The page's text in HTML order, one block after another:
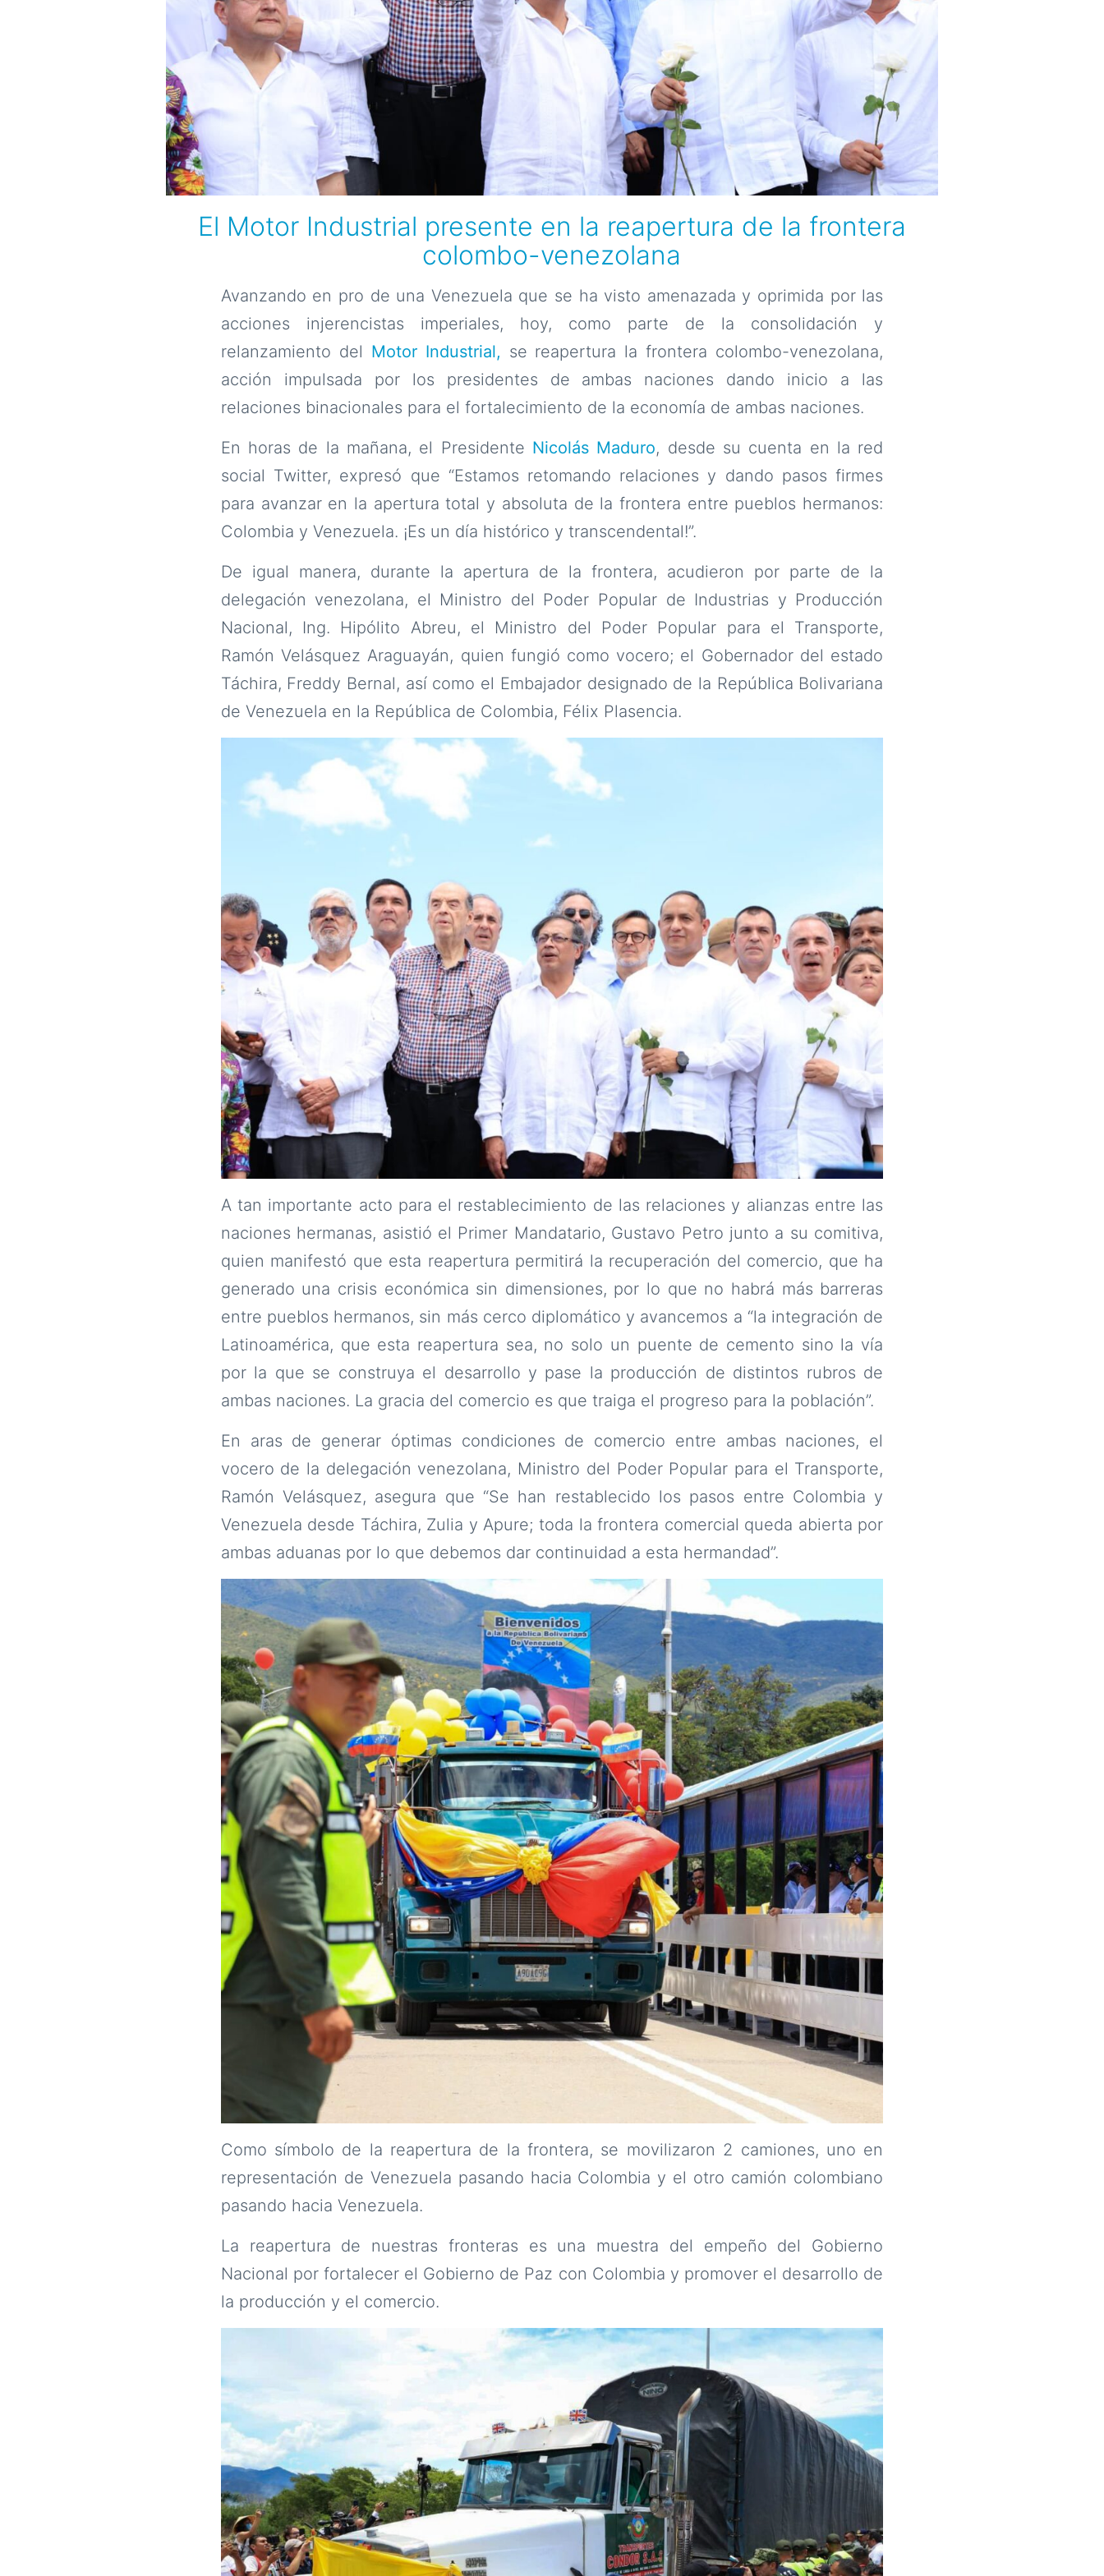
El Motor Industrial presente en la reapertura de la frontera
colombo-venezolana
Avanzando en pro de una Venezuela que se ha visto amenazada y oprimida por las
acciones injerencistas imperiales, hoy, como parte de la consolidación y
relanzamiento del Motor Industrial, se reapertura la frontera colombo-venezolana,
acción impulsada por los presidentes de ambas naciones dando inicio a las
relaciones binacionales para el fortalecimiento de la economía de ambas naciones.
En horas de la mañana, el Presidente Nicolás Maduro, desde su cuenta en la red
social Twitter, expresó que “Estamos retomando relaciones y dando pasos firmes
para avanzar en la apertura total y absoluta de la frontera entre pueblos hermanos:
Colombia y Venezuela. ¡Es un día histórico y transcendental!”.
De igual manera, durante la apertura de la frontera, acudieron por parte de la
delegación venezolana, el Ministro del Poder Popular de Industrias y Producción
Nacional, Ing. Hipólito Abreu, el Ministro del Poder Popular para el Transporte,
Ramón Velásquez Araguayán, quien fungió como vocero; el Gobernador del estado
Táchira, Freddy Bernal, así como el Embajador designado de la República Bolivariana
de Venezuela en la República de Colombia, Félix Plasencia.
A tan importante acto para el restablecimiento de las relaciones y alianzas entre las
naciones hermanas, asistió el Primer Mandatario, Gustavo Petro junto a su comitiva,
quien manifestó que esta reapertura permitirá la recuperación del comercio, que ha
generado una crisis económica sin dimensiones, por lo que no habrá más barreras
entre pueblos hermanos, sin más cerco diplomático y avancemos a “la integración de
Latinoamérica, que esta reapertura sea, no solo un puente de cemento sino la vía
por la que se construya el desarrollo y pase la producción de distintos rubros de
ambas naciones. La gracia del comercio es que traiga el progreso para la población”.
En aras de generar óptimas condiciones de comercio entre ambas naciones, el
vocero de la delegación venezolana, Ministro del Poder Popular para el Transporte,
Ramón Velásquez, asegura que “Se han restablecido los pasos entre Colombia y
Venezuela desde Táchira, Zulia y Apure; toda la frontera comercial queda abierta por
ambas aduanas por lo que debemos dar continuidad a esta hermandad”.
Como símbolo de la reapertura de la frontera, se movilizaron 2 camiones, uno en
representación de Venezuela pasando hacia Colombia y el otro camión colombiano
pasando hacia Venezuela.
La reapertura de nuestras fronteras es una muestra del empeño del Gobierno
Nacional por fortalecer el Gobierno de Paz con Colombia y promover el desarrollo de
la producción y el comercio.